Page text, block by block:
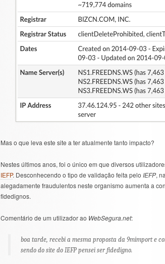
Mas o que leva este site a ter atualmente tanto impacto?
Nestes últimos anos, foi o único em que diversos
IEFP. Desconhecendo o tipo de validação feita pelo IEFP,
alegadamente fraudulentos neste organismo aumenta a
fidedignos.
Comentário de um utilizador ao WebSegura.net:
boa tarde, recebi a mesma proposta da 9mimport e
sendo do site do IEFP pensei ser fidedigno.